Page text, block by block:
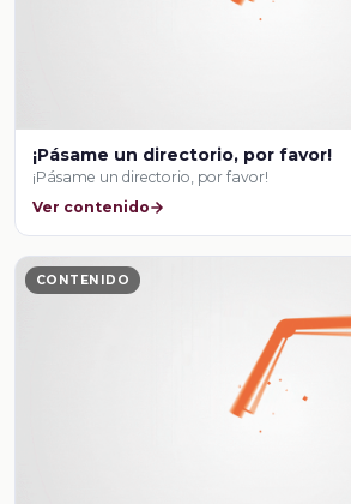
¡Pásame un directorio, por favor!
¡Pásame un directorio, por favor!
Ver contenido
CONTENIDO